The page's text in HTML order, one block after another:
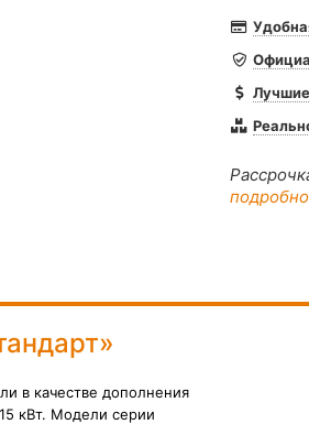
в качестве дополнения
кВт. Модели серии